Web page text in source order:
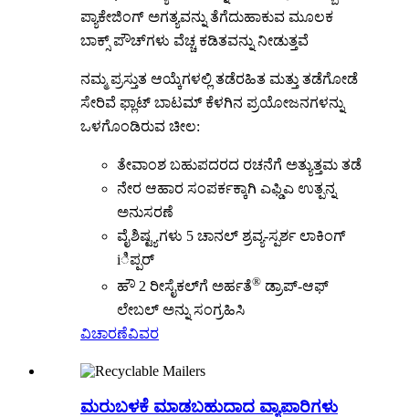
ಪ್ಯಾಕೇಜಿಂಗ್ ಅಗತ್ಯವನ್ನು ತೆಗೆದುಹಾಕುವ ಮೂಲಕ
ಬಾಕ್ಸ್ ಪೌಚ್‌ಗಳು ವೆಚ್ಚ ಕಡಿತವನ್ನು ನೀಡುತ್ತವೆ
ನಮ್ಮ ಪ್ರಸ್ತುತ ಆಯ್ಕೆಗಳಲ್ಲಿ ತಡೆರಹಿತ ಮತ್ತು ತಡೆಗೋಡೆ
ಸೇರಿವೆ ಫ್ಲಾಟ್ ಬಾಟಮ್ ಕೆಳಗಿನ ಪ್ರಯೋಜನಗಳನ್ನು
ಒಳಗೊಂಡಿರುವ ಚೀಲ:
ತೇವಾಂಶ ಬಹುಪದರದ ರಚನೆಗೆ ಅತ್ಯುತ್ತಮ ತಡೆ
ನೇರ ಆಹಾರ ಸಂಪರ್ಕಕ್ಕಾಗಿ ಎಫ್ಡಿಎ ಉತ್ಪನ್ನ
ಅನುಸರಣೆ
ವೈಶಿಷ್ಟ್ಯಗಳು 5 ಚಾನಲ್ ಶ್ರವ್ಯ-ಸ್ಪರ್ಶ ಲಾಕಿಂಗ್
iಿಪ್ಪರ್
ಹೌ 2 ರೀಸೈಕಲ್‌ಗೆ ಅರ್ಹತೆ® ಡ್ರಾಪ್-ಆಫ್
ಲೇಬಲ್ ಅನ್ನು ಸಂಗ್ರಹಿಸಿ
ವಿಚಾರಣೆವಿವರ
ಮರುಬಳಕೆ ಮಾಡಬಹುದಾದ ವ್ಯಾಪಾರಿಗಳು